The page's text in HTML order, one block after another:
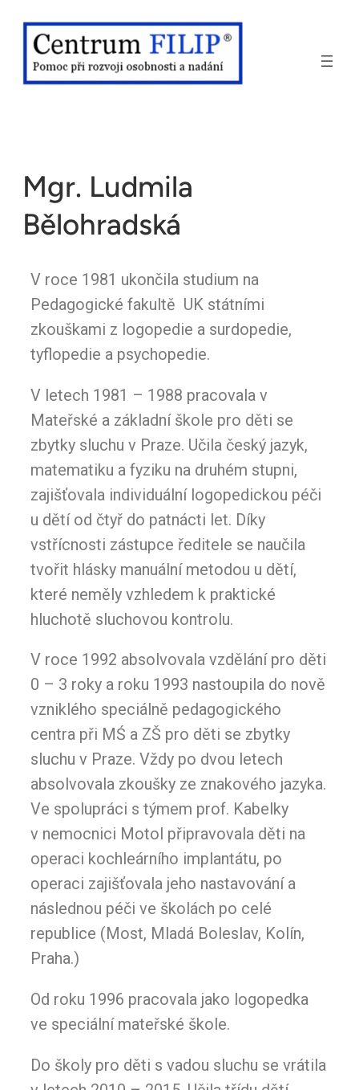
Mgr. Ludmila
Bělohradská
V roce 1981 ukončila studium na
Pedagogické fakultě UK státními
zkouškami z logopedie a surdopedie,
tyflopedie a psychopedie.
V letech 1981 – 1988 pracovala v
Mateřské a základní škole pro děti se
zbytky sluchu v Praze. Učila český jazyk,
matematiku a fyziku na druhém stupni,
zajišťovala individuální logopedickou péči
u dětí od čtyř do patnácti let. Díky
vstřícnosti zástupce ředitele se naučila
tvořit hlásky manuální metodou u dětí,
které neměly vzhledem k praktické
hluchotě sluchovou kontrolu.
V roce 1992 absolvovala vzdělání pro děti
0 – 3 roky a roku 1993 nastoupila do nově
vzniklého speciálně pedagogického
centra při MŚ a ZŠ pro děti se zbytky
sluchu v Praze. Vždy po dvou letech
absolvovala zkoušky ze znakového jazyka.
Ve spolupráci s týmem prof. Kabelky
v nemocnici Motol připravovala děti na
operaci kochleárního implantátu, po
operaci zajišťovala jeho nastavování a
následnou péči ve školách po celé
republice (Most, Mladá Boleslav, Kolín,
Praha.)
Od roku 1996 pracovala jako logopedka
ve speciální mateřské škole.
Do školy pro děti s vadou sluchu se vrátila